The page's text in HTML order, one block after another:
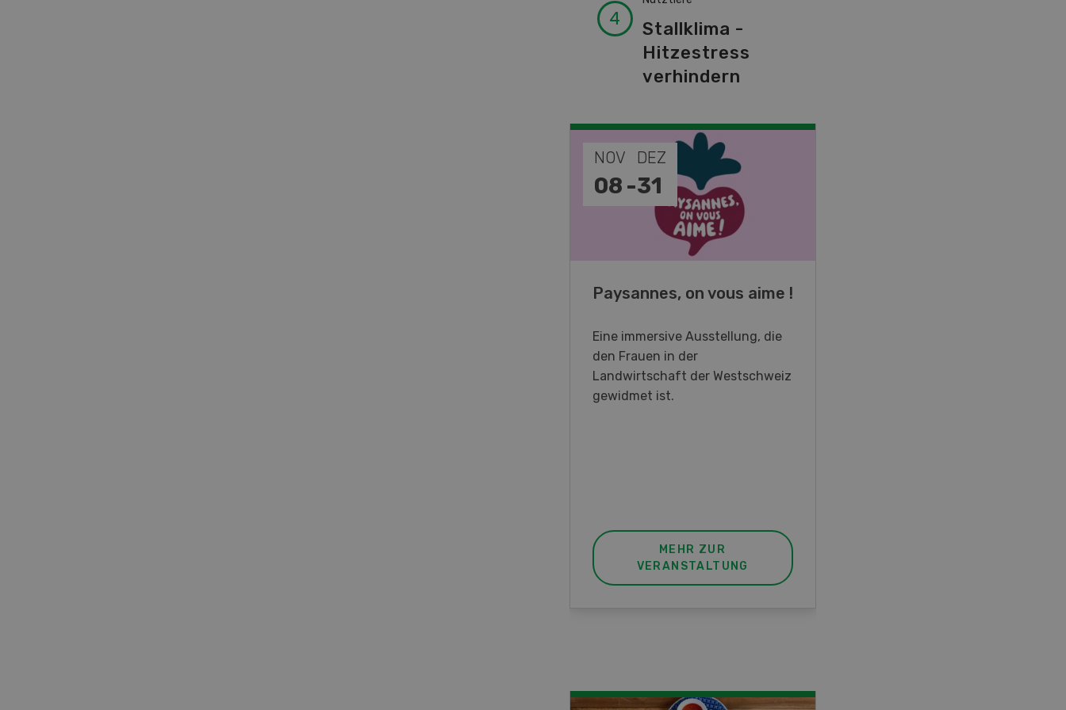
Stallklima -
Hitzestress
verhindern
NOV
08 -
DEZ
31
Paysannes, on vous aime !
Eine immersive Ausstellung, die
den Frauen in der
Landwirtschaft der Westschweiz
gewidmet ist.
MEHR ZUR
VERANSTALTUNG